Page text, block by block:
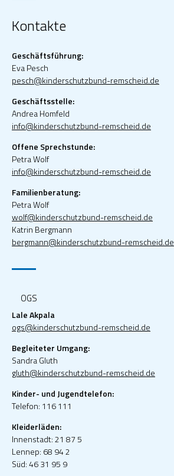
Kontakte
Geschäftsführung:
Eva Pesch
pesch@kinderschutzbund-remscheid.de
Geschäftsstelle:
Andrea Homfeld
info@kinderschutzbund-remscheid.de
Offene Sprechstunde:
Petra Wolf
info@kinderschutzbund-remscheid.de
Familienberatung:
Petra Wolf
wolf@kinderschutzbund-remscheid.de
Katrin Bergmann
bergmann@kinderschutzbund-remscheid.de
OGS
Lale Akpala
ogs@kinderschutzbund-remscheid.de
Begleiteter Umgang:
Sandra Gluth
gluth@kinderschutzbund-remscheid.de
Kinder- und Jugendtelefon:
Telefon: 116 111
Kleiderläden:
Innenstadt: 21 87 5
Lennep: 68 94 2
Süd: 46 31 95 9